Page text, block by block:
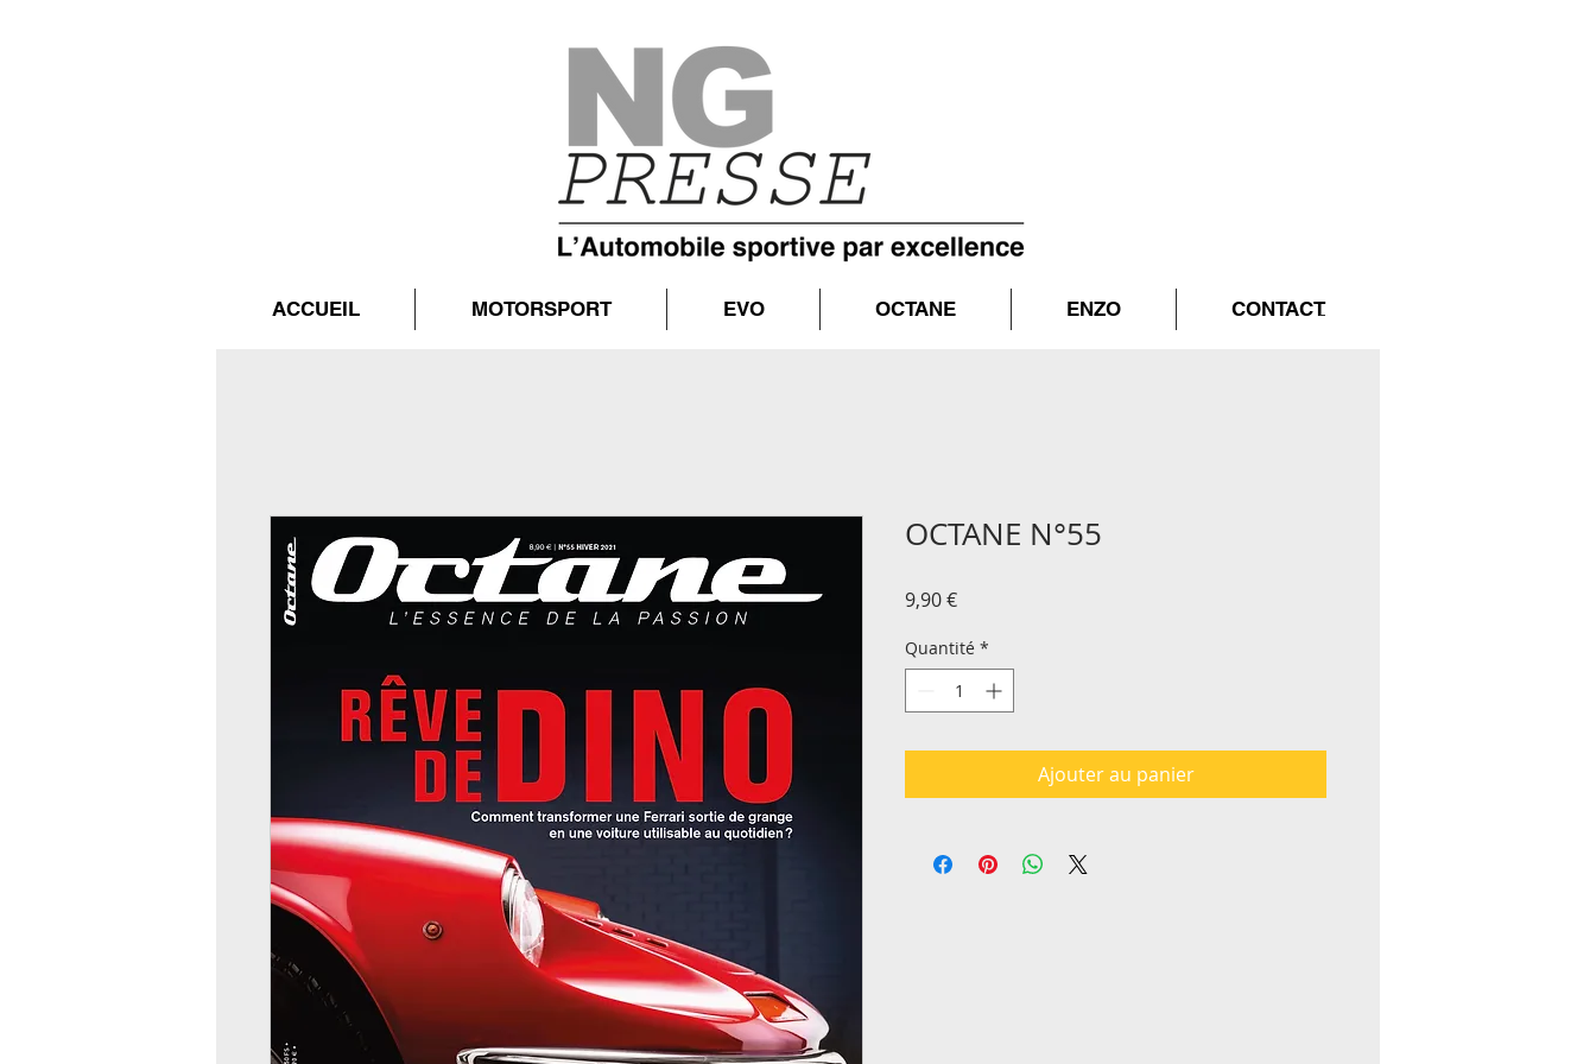
ACCUEIL MOTORSPORT EVO OCTANE ENZO CONTACT
OCTANE N°55
9,90 €Prix
Quantité *
Ajouter au panier